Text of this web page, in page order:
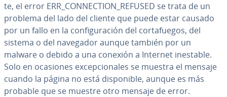
te, el error ERR_CO­N­NE­C­TION_REFUSED se trata de un
problema del lado del cliente que puede estar causado
por un fallo en la co­n­fi­gu­ra­ción del co­r­ta­fue­gos, del
sistema o del navegador aunque también por un
malware o debido a una conexión a Internet inestable.
Solo en ocasiones ex­ce­p­cio­na­les se muestra el mensaje
cuando la página no está di­s­po­ni­ble, aunque es más
probable que se muestre otro mensaje de error.